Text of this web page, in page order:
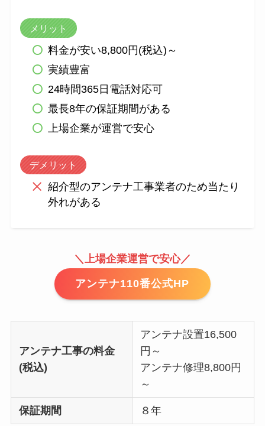
メリット
料金が安い8,800円(税込)～
実績豊富
24時間365日電話対応可
最長8年の保証期間がある
上場企業が運営で安心
デメリット
紹介型のアンテナ工事業者のため当たり
外れがある
＼上場企業運営で安心／
アンテナ110番公式HP
アンテナ工事の料金
(税込)
アンテナ設置16,500
円～
アンテナ修理8,800円
～
保証期間 ８年